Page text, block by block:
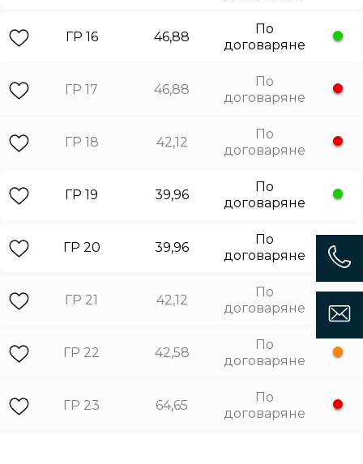
ГР 16 46,88
По
договаряне
ГР 17 46,88
По
договаряне
ГР 18 42,12
По
договаряне
ГР 19 39,96
По
договаряне
ГР 20 39,96
По
договаряне
ГР 21 42,12
По
договаряне
ГР 22 42,58
По
договаряне
ГР 23 64,65
По
договаряне